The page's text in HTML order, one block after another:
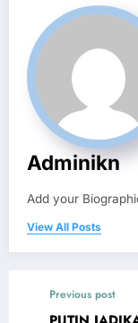
Adminikn
Add your
View All Posts
Previous post